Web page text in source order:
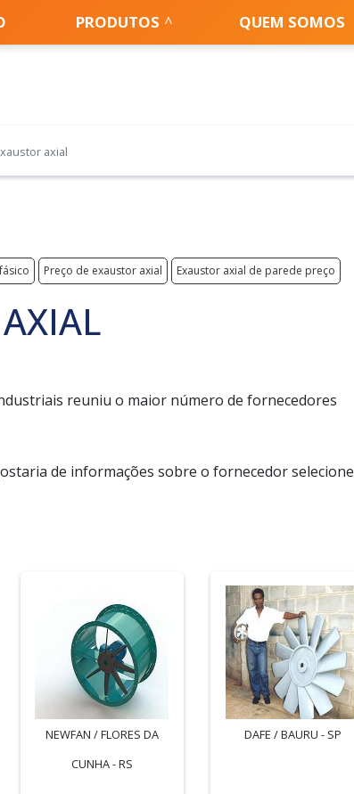
PRODUTOS QUEM SOMOS
axial
Preço de exaustor axial Exaustor axial de parede preço
reuniu o maior número de fornecedores
de informações sobre o fornecedor selecione
NEWFAN / FLORES DA
CUNHA - RS
DAFE / BAURU - SP